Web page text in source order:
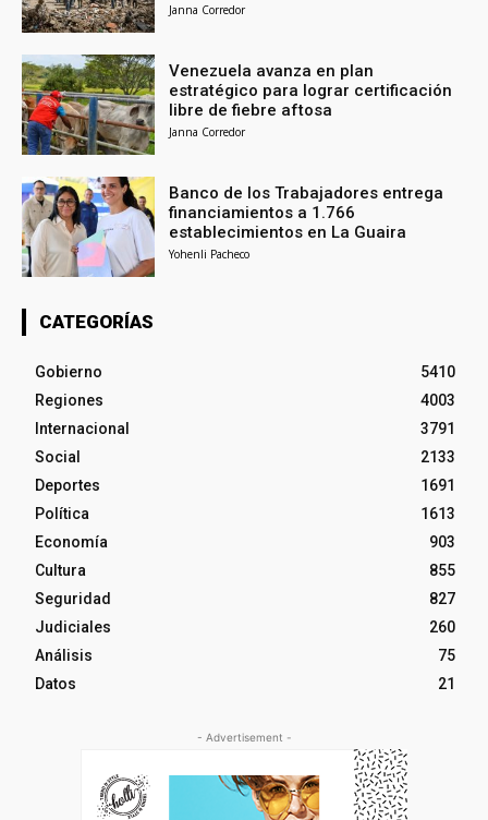
Janna Corredor
Venezuela avanza en plan
estratégico para lograr certificación
libre de fiebre aftosa
Janna Corredor
Banco de los Trabajadores entrega
financiamientos a 1.766
establecimientos en La Guaira
Yohenli Pacheco
CATEGORÍAS
Gobierno
5410
Regiones
4003
Internacional
3791
Social
2133
Deportes
1691
Política
1613
Economía
903
Cultura
855
Seguridad
827
Judiciales
260
Análisis
75
Datos
21
- Advertisement -